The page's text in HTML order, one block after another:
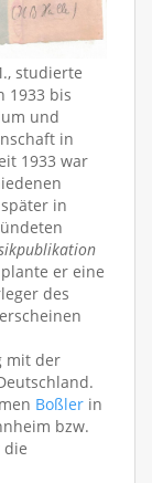
studierte
1933 bis
und
in
1933 war
in
er eine
des
mit der
Boßler in
bzw.
die